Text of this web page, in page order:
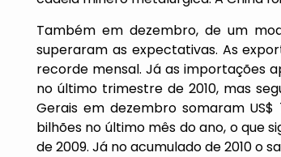
Também em dezembro, de um
superaram as expectativas. As
recorde mensal. Já as importações
no último trimestre de 2010, mas
Gerais em dezembro somaram US$
bilhões no último mês do ano, o que
de 2009. Já no acumulado de 2010 o